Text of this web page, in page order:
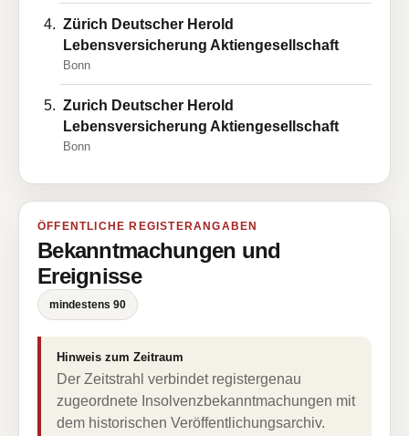
Zürich Deutscher Herold
Lebensversicherung Aktiengesellschaft
Bonn
Zurich Deutscher Herold
Lebensversicherung Aktiengesellschaft
Bonn
ÖFFENTLICHE REGISTERANGABEN
Bekanntmachungen und
Ereignisse
mindestens 90
Hinweis zum Zeitraum
Der Zeitstrahl verbindet registergenau
zugeordnete Insolvenzbekanntmachungen mit
dem historischen Veröffentlichungsarchiv.